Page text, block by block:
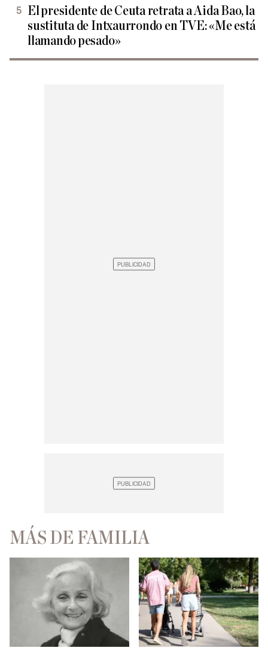
El presidente de Ceuta retrata a Aida Bao, la
sustituta de Intxaurrondo en TVE: «Me está
llamando pesado»
MÁS DE FAMILIA